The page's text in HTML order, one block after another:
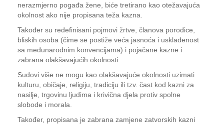
nerazmjerno pogađa žene, biće tretirano kao otežavajuća
okolnost ako nije propisana teža kazna.
Također su redefinisani pojmovi žrtve, članova porodice,
bliskih osoba (čime se postiže veća jasnoća i usklađenost
sa međunarodnim konvencijama) i pojačane kazne i
zabrana olakšavajućih okolnosti
Sudovi više ne mogu kao olakšavajuće okolnosti uzimati
kulturu, običaje, religiju, tradiciju ili tzv. čast kod kazni za
nasilje, trgovinu ljudima i krivična djela protiv spolne
slobode i morala.
Također, propisana je zabrana zamjene zatvorskih kazni